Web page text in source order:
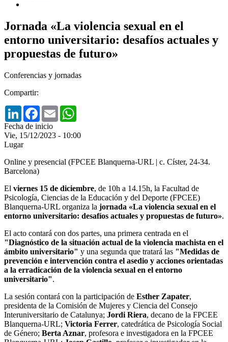
Jornada «La violencia sexual en el
entorno universitario: desafíos actuales y
propuestas de futuro»
Conferencias y jornadas
Compartir:
LinkedInFacebook
Email
Fecha de inicio
Vie, 15/12/2023 - 10:00
Lugar
Online y presencial (FPCEE Blanquerna-URL | c. Císter, 24-34.
Barcelona)
El viernes 15 de diciembre, de 10h a 14.15h, la Facultad de
Psicología, Ciencias de la Educación y del Deporte (FPCEE)
Blanquerna-URL organiza la jornada «La violencia sexual en el
entorno universitario: desafíos actuales y propuestas de futuro».
El acto contará con dos partes, una primera centrada en el
"Diagnóstico de la situación actual de la violencia machista en el
ámbito universitario" y una segunda que tratará las "Medidas de
prevención e intervención contra el asedio y acciones orientadas
a la erradicación de la violencia sexual en el entorno
universitario".
La sesión contará con la participación de Esther Zapater,
presidenta de la Comisión de Mujeres y Ciencia del Consejo
Interuniversitario de Catalunya; Jordi Riera, decano de la FPCEE
Blanquerna-URL; Victoria Ferrer, catedrática de Psicología Social
de Género; Berta Aznar, profesora e investigadora en la FPCEE